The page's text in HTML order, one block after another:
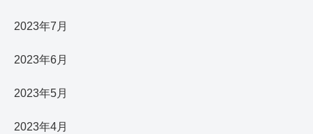
2023年7月
2023年6月
2023年5月
2023年4月